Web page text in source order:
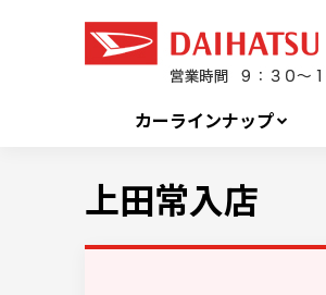
カーラインナップ
上田常入店